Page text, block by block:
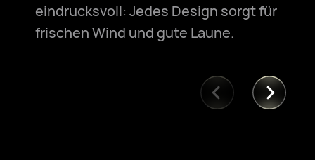
eindrucksvoll: Jedes Design sorgt für
frischen Wind und gute Laune.